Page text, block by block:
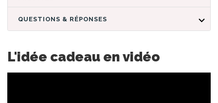
QUESTIONS & RÉPONSES
L'idée cadeau en vidéo